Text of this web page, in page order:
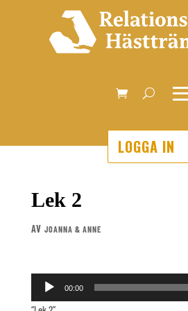
LOGGA IN
Lek 2
AV JOANNA & ANNE
Ljudspelare
00:00